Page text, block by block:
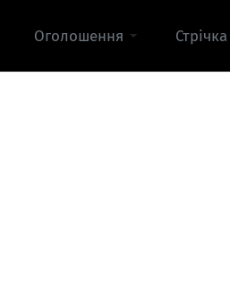
Оголошення Стрічка